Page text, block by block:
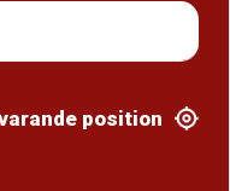
position